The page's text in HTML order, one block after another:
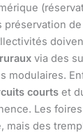
préservation
via des
modulaires.
courts et
Les
mais des